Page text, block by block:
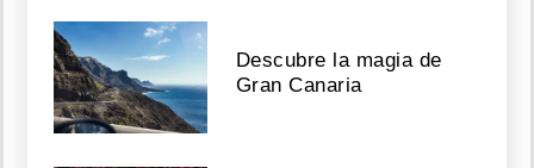
Descubre la magia de
Gran Canaria